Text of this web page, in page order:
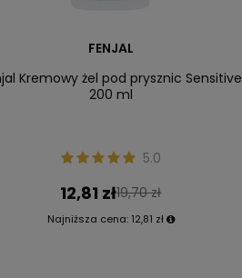
FENJAL
Kremowy żel pod prysznic Sensitive
200 ml
5.0
12,81 zł19,70 zł
Najniższa cena: 12,81 zł